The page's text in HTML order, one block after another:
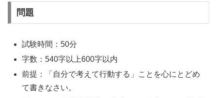
問題
試験時間：50分
字数：540字以上600字以内
前提：「自分で考えて行動する」ことを心にとどめ
て書きなさい。